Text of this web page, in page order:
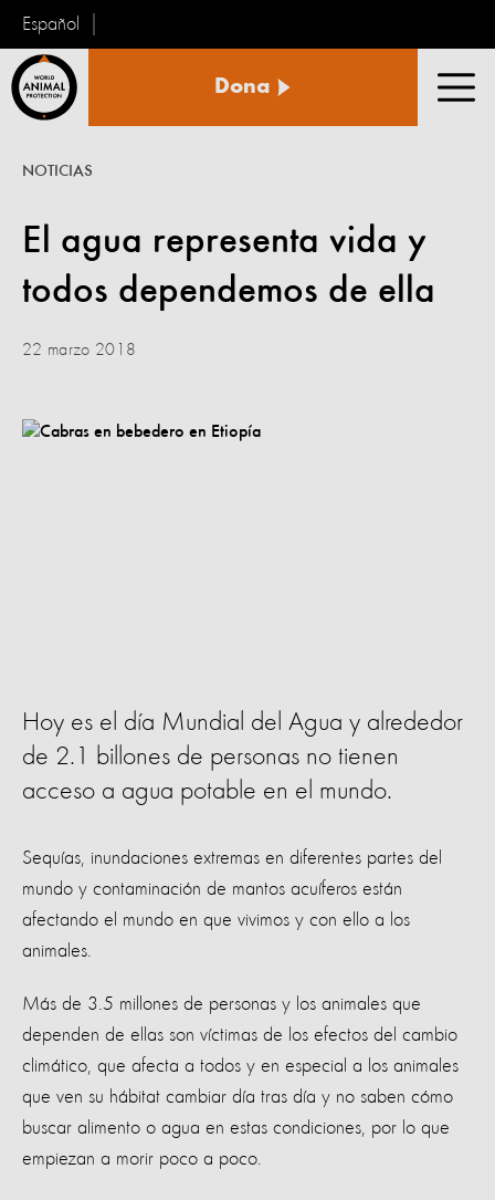
Español
Animal
Dona
El agua representa vida y
todos dependemos de ella
NOTICIAS
22 marzo 2018
Hoy es el día Mundial del Agua y alrededor
de 2.1 billones de personas no tienen
acceso a agua potable en el mundo.
Sequías, inundaciones extremas en diferentes partes del
mundo y contaminación de mantos acuíferos están
afectando el mundo en que vivimos y con ello a los
animales.
Más de 3.5 millones de personas y los animales que
dependen de ellas son víctimas de los efectos del cambio
climático, que afecta a todos y en especial a los animales
que ven su hábitat cambiar día tras día y no saben cómo
buscar alimento o agua en estas condiciones, por lo que
empiezan a morir poco a poco.